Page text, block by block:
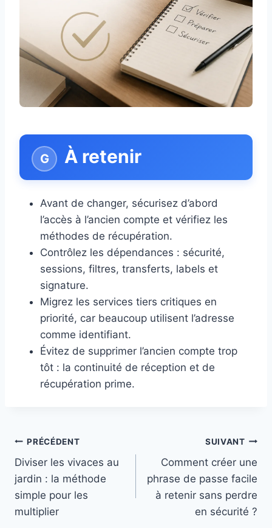
À retenir
Avant de changer, sécurisez d’abord
l’accès à l’ancien compte et vérifiez les
méthodes de récupération.
Contrôlez les dépendances : sécurité,
sessions, filtres, transferts, labels et
signature.
Migrez les services tiers critiques en
priorité, car beaucoup utilisent l’adresse
comme identifiant.
Évitez de supprimer l’ancien compte trop
tôt : la continuité de réception et de
récupération prime.
Navigation
de
l’article
PRÉCÉDENT
Diviser les vivaces au
jardin : la méthode
simple pour les
multiplier
SUIVANT
Comment créer une
phrase de passe facile
à retenir sans perdre
en sécurité ?